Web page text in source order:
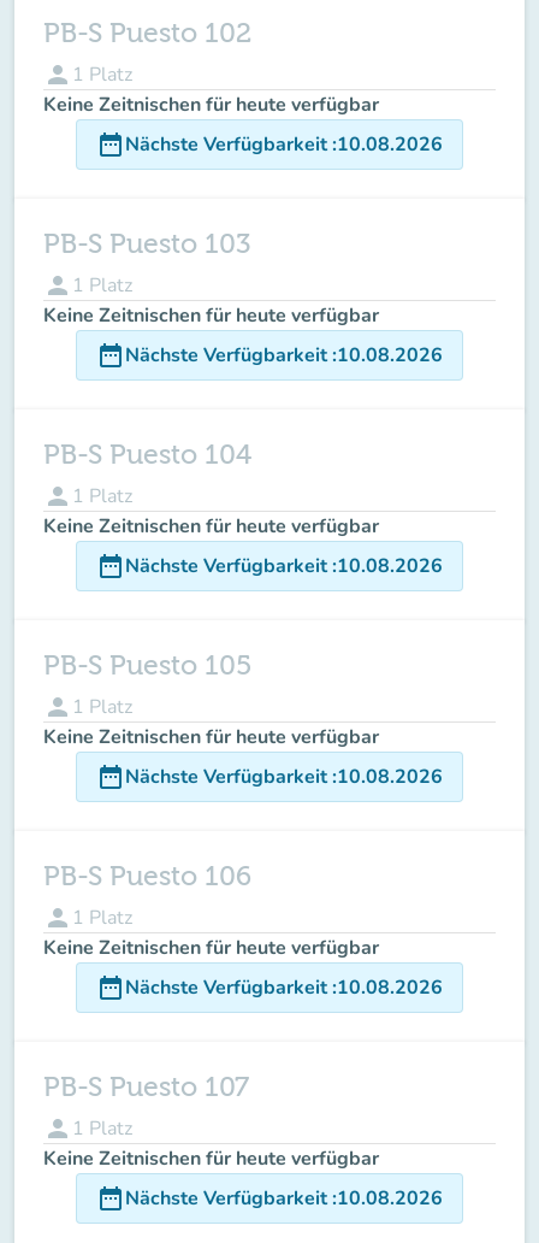
PB-S Puesto 102
person 1 Platz
Keine Zeitnischen für heute verfügbar
date_rangeNächste Verfügbarkeit:10.08.2026
PB-S Puesto 103
person 1 Platz
Keine Zeitnischen für heute verfügbar
date_rangeNächste Verfügbarkeit:10.08.2026
PB-S Puesto 104
person 1 Platz
Keine Zeitnischen für heute verfügbar
date_rangeNächste Verfügbarkeit:10.08.2026
PB-S Puesto 105
person 1 Platz
Keine Zeitnischen für heute verfügbar
date_rangeNächste Verfügbarkeit:10.08.2026
PB-S Puesto 106
person 1 Platz
Keine Zeitnischen für heute verfügbar
date_rangeNächste Verfügbarkeit:10.08.2026
PB-S Puesto 107
person 1 Platz
Keine Zeitnischen für heute verfügbar
date_rangeNächste Verfügbarkeit:10.08.2026